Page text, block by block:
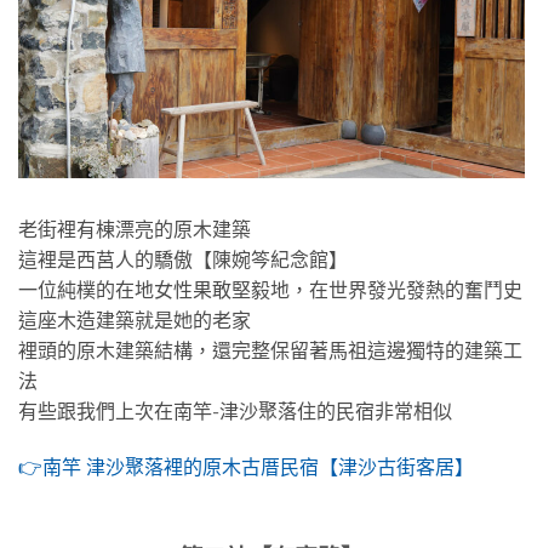
老街裡有棟漂亮的原木建築
這裡是西莒人的驕傲【陳婉笒紀念館】
一位純樸的在地女性果敢堅毅地，在世界發光發熱的奮鬥史
這座木造建築就是她的老家
裡頭的原木建築結構，還完整保留著馬祖這邊獨特的建築工
法
有些跟我們上次在南竿-津沙聚落住的民宿非常相似
👉南竿 津沙聚落裡的原木古厝民宿【津沙古街客居】